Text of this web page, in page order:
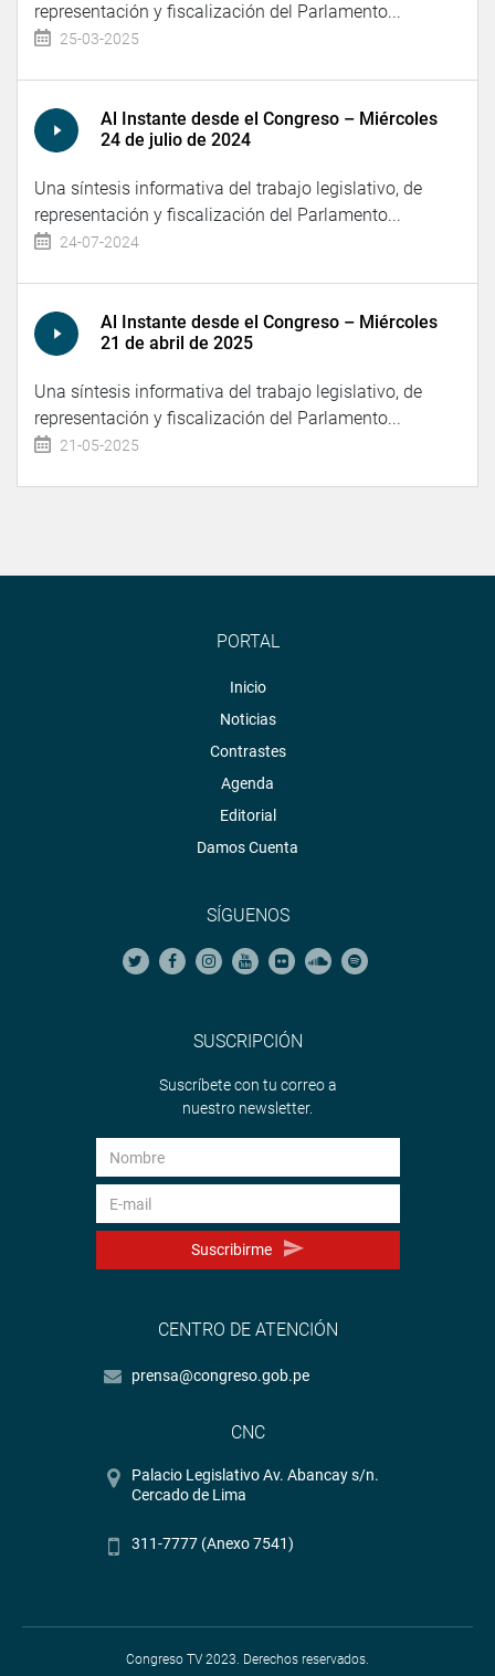
representación y fiscalización del Parlamento...
25-03-2025
Al Instante desde el Congreso – Miércoles
24 de julio de 2024
Una síntesis informativa del trabajo legislativo, de
representación y fiscalización del Parlamento...
24-07-2024
Al Instante desde el Congreso – Miércoles
21 de abril de 2025
Una síntesis informativa del trabajo legislativo, de
representación y fiscalización del Parlamento...
21-05-2025
PORTAL
Inicio
Noticias
Contrastes
Agenda
Editorial
Damos Cuenta
SÍGUENOS
SUSCRIPCIÓN
Suscríbete con tu correo a
nuestro newsletter.
Suscribirme
CENTRO DE ATENCIÓN
prensa@congreso.gob.pe
CNC
Palacio Legislativo Av. Abancay s/n.
Cercado de Lima
311-7777 (Anexo 7541)
Congreso TV 2023. Derechos reservados.